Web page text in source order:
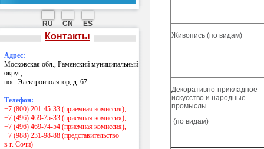
RU CN ES
Контакты
Адрес:
Московская обл., Раменский муниципальный
округ,
пос. Электроизолятор, д. 67
Телефон:
+7 (800) 201-45-33 (приемная комиссия),
+7 (496) 469-75-33 (приемная комиссия),
+7 (496) 469-74-54 (приемная комиссия),
+7 (988) 231-98-88 (представительство
в г. Сочи)
Живопись (по видам)
Декоративно-прикладное
искусство и народные
промыслы
(по видам)